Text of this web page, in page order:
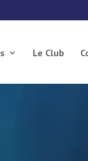
Le Club